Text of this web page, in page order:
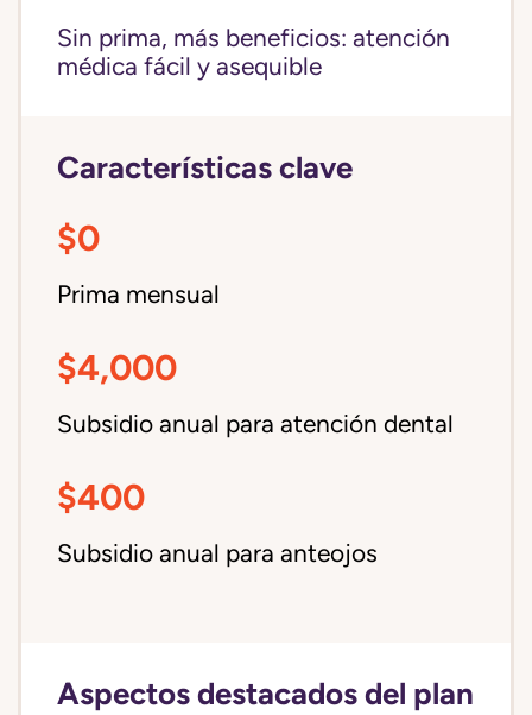
Sin prima, más beneficios: atención
médica fácil y asequible
Características clave
$0
Prima mensual
$4,000
Subsidio anual para atención dental
$400
Subsidio anual para anteojos
Aspectos destacados del plan